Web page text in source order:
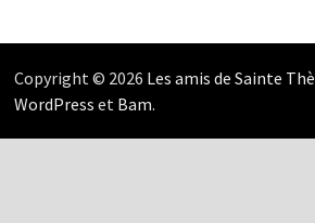
Copyright © 2026 Les amis de Sainte
WordPress et Bam.